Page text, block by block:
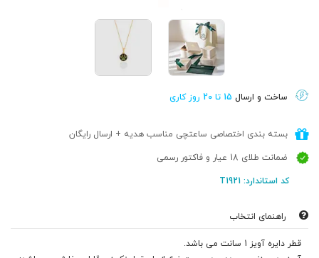
ساخت و ارسال 15 تا 20 روز کاری
بسته بندی اختصاصی ساعتچی مناسب هدیه + ارسال رایگان
ضمانت طلای 18 عیار و فاکتور رسمی
کد استاندارد: T1921
راهنمای انتخاب
قطر دایره آویز 1 سانت می باشد.